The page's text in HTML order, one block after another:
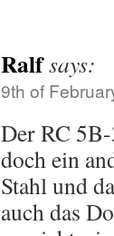
Ralfsays:
9th of
Der RC
doch ein
Stahl und
auch das